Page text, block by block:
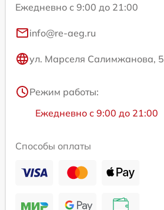
Ежедневно с 9:00 до 21:00
info@re-aeg.ru
ул. Марселя Салимжанова, 5
Режим работы:
Ежедневно с 9:00 до 21:00
Способы оплаты